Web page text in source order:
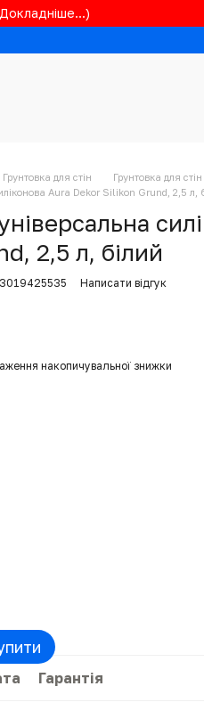
Грунтовка для стін
Грунтовка для
Aura Dekor Silikon Grund, 2,5 л,
2,5 л, білий
Написати відгук
накопичувальної знижки
Гарантія